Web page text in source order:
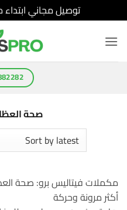
توصيل مجاني ابتداء من 170
صحة
مكملات فيتاليس برو: صحة
أكثر مرونة وحركة